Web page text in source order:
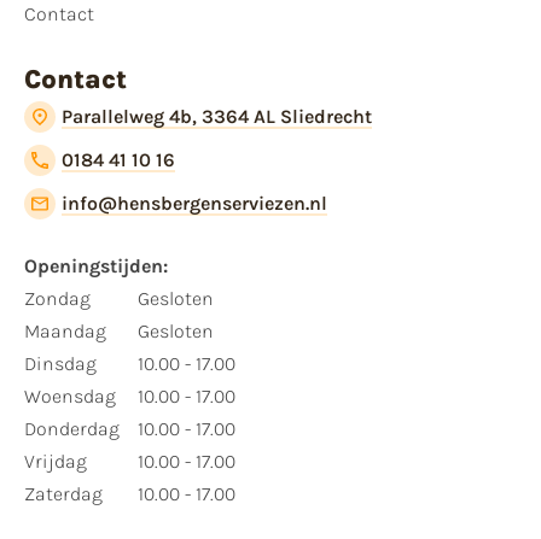
Contact
Contact
Parallelweg 4b, 3364 AL Sliedrecht
0184 41 10 16
info@hensbergenserviezen.nl
Openingstijden:​
​Zondag
Maandag
Dinsdag
Woensdag
Donderdag
Vrijdag
Zaterdag
Gesloten
Gesloten
10.00 - 17.00
10.00 - 17.00
10.00 - 17.00
10.00 - 17.00
10.00 - 17.00